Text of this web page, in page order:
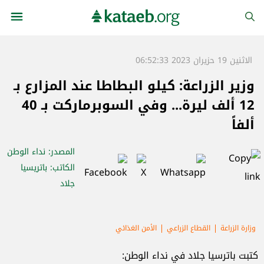
الاثنين 19 حزيران 2023 06:52:33
وزير الزراعة: كيلو البطاطا عند المزارع بـ
12 ألف ليرة... وفي السوبرماركت بـ 40
ألفاً
المصدر: نداء الوطن
الكاتب: باتريسيا
جلاد
وزارة الزراعة القطاع الزراعي الأمن الغذائي
كتبت باترسيا جلاد في نداء الوطن: